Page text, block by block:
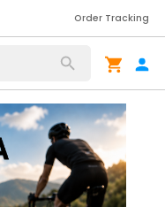
Order Tracking